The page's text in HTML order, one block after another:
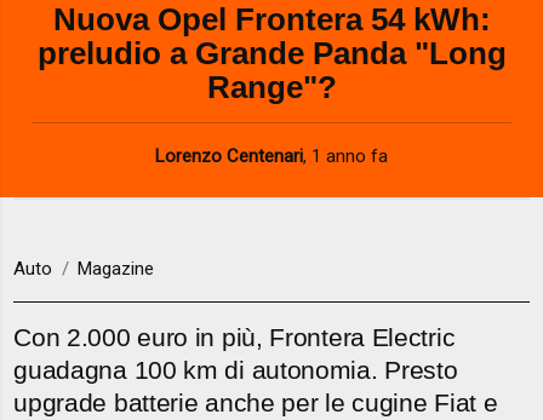
Nuova Opel Frontera 54 kWh:
preludio a Grande Panda "Long
Range"?
Lorenzo Centenari, 1 anno fa
Auto Magazine
Con 2.000 euro in più, Frontera Electric
guadagna 100 km di autonomia. Presto
upgrade batterie anche per le cugine Fiat e